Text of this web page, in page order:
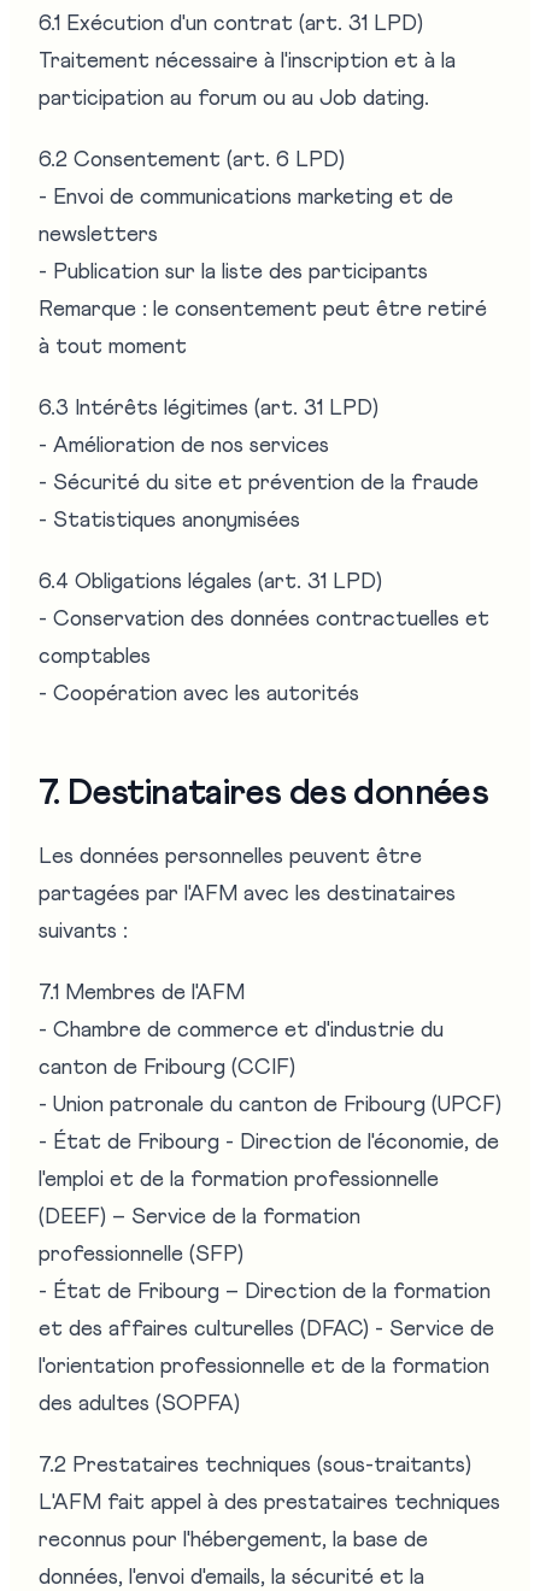
6.1 Exécution d'un contrat (art. 31 LPD)
Traitement nécessaire à l'inscription et à la
participation au forum ou au Job dating.
6.2 Consentement (art. 6 LPD)
- Envoi de communications marketing et de
newsletters
- Publication sur la liste des participants
Remarque : le consentement peut être retiré
à tout moment
6.3 Intérêts légitimes (art. 31 LPD)
- Amélioration de nos services
- Sécurité du site et prévention de la fraude
- Statistiques anonymisées
6.4 Obligations légales (art. 31 LPD)
- Conservation des données contractuelles et
comptables
- Coopération avec les autorités
7. Destinataires des données
Les données personnelles peuvent être
partagées par l'AFM avec les destinataires
suivants :
7.1 Membres de l'AFM
- Chambre de commerce et d'industrie du
canton de Fribourg (CCIF)
- Union patronale du canton de Fribourg (UPCF)
- État de Fribourg - Direction de l'économie, de
l'emploi et de la formation professionnelle
(DEEF) – Service de la formation
professionnelle (SFP)
- État de Fribourg – Direction de la formation
et des affaires culturelles (DFAC) - Service de
l'orientation professionnelle et de la formation
des adultes (SOPFA)
7.2 Prestataires techniques (sous-traitants)
L'AFM fait appel à des prestataires techniques
reconnus pour l'hébergement, la base de
données, l'envoi d'emails, la sécurité et la